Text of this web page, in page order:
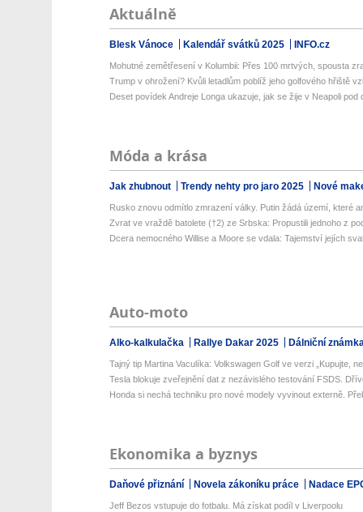
Aktuálně
Blesk Vánoce Kalendář svátků 2025 INFO.cz
Mohutné zemětřesení v Kolumbii: Přes 100 mrtvých, spousta
Trump v ohrožení? Kvůli letadlům poblíž jeho golfového hřiště
Deset povídek Andreje Longa ukazuje, jak se žije v Neapoli pod
Móda a krása
Jak zhubnout Trendy nehty pro jaro 2025 Nové
Rusko znovu odmítlo zmrazení války. Putin žádá území, které
Zvrat ve vraždě batolete (†2) ze Srbska: Propustili jednoho z
Dcera nemocného Willise a Moore se vdala: Tajemství jejích
Auto-moto
Alko-kalkulačka Rallye Dakar 2025 Dálniční
Tajný tip Martina Vaculíka: Volkswagen Golf ve verzi „Kupujte,
Tesla blokuje zveřejnění dat z nezávislého testování FSDS.
Honda si nechá techniku pro nové modely vyvinout externě.
Ekonomika a byznys
Daňové přiznání Novela zákoníku práce Nadace
Jeff Bezos vstupuje do fotbalu. Má získat podíl v Liverpoolu